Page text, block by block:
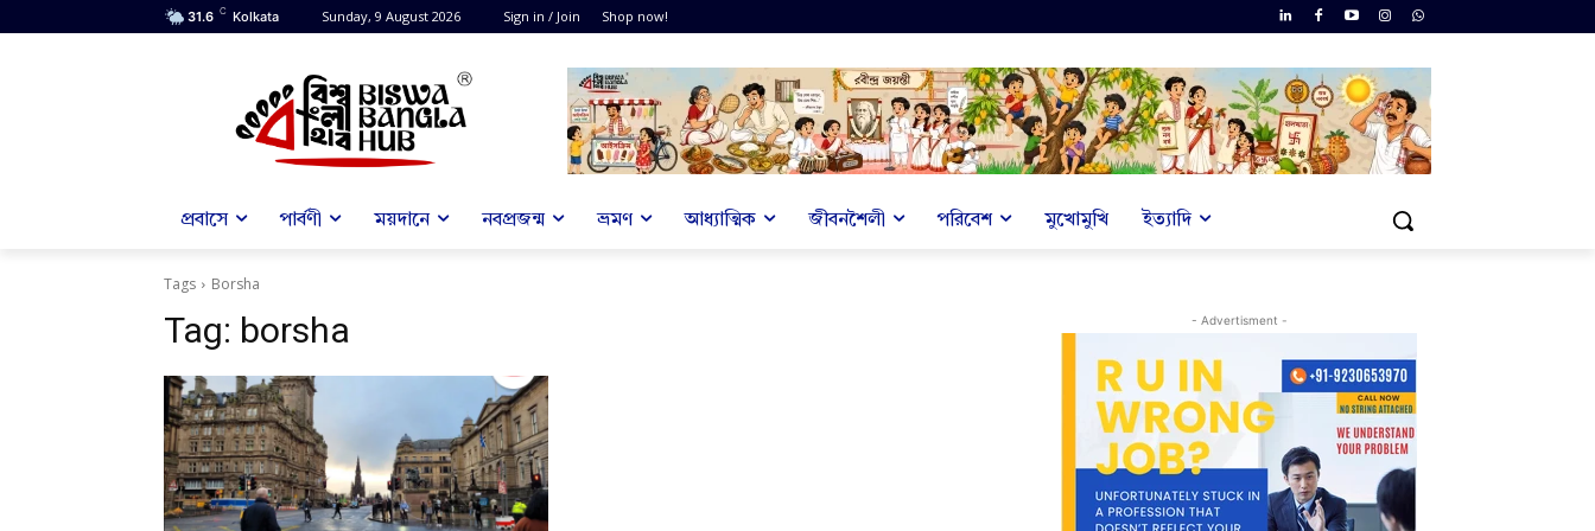
31.6 C Kolkata Sunday, 9 August 2026 Sign in / Join Shop now!
প্রবাসে পার্বণী ময়দানে নবপ্রজন্ম ভ্রমণ আধ্যাত্মিক জীবনশৈলী পরিবেশ মুখোমুখি ইত্যাদি
Tags Borsha
Tag: borsha - Advertisment -